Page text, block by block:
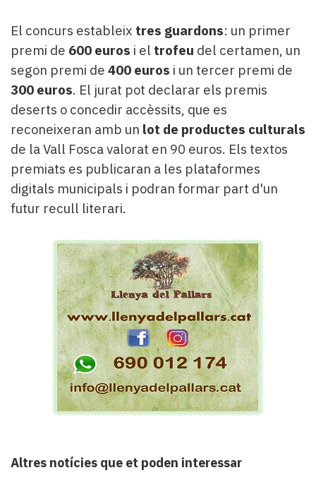
El concurs estableix tres guardons: un primer
premi de 600 euros i el trofeu del certamen, un
segon premi de 400 euros i un tercer premi de
300 euros. El jurat pot declarar els premis
deserts o concedir accèssits, que es
reconeixeran amb un lot de productes culturals
de la Vall Fosca valorat en 90 euros. Els textos
premiats es publicaran a les plataformes
digitals municipals i podran formar part d'un
futur recull literari.
Altres notícies que et poden interessar